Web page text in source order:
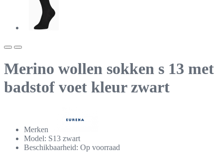
Merino wollen sokken s 13 met
badstof voet kleur zwart
Merken
Model: S13 zwart
Beschikbaarheid: Op voorraad